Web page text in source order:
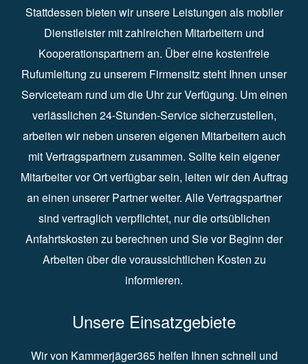
Stattdessen bieten wir unsere Leistungen als mobiler
Dienstleister mit zahlreichen Mitarbeitern und
Kooperationspartnern an. Über eine kostenfreie
Rufumleitung zu unserem Firmensitz steht Ihnen unser
Serviceteam rund um die Uhr zur Verfügung. Um einen
verlässlichen 24-Stunden-Service sicherzustellen,
arbeiten wir neben unseren eigenen Mitarbeitern auch
mit Vertragspartnern zusammen. Sollte kein eigener
Mitarbeiter vor Ort verfügbar sein, leiten wir den Auftrag
an einen unserer Partner weiter. Alle Vertragspartner
sind vertraglich verpflichtet, nur die ortsüblichen
Anfahrtskosten zu berechnen und Sie vor Beginn der
Arbeiten über die voraussichtlichen Kosten zu
informieren.
Unsere Einsatzgebiete
Wir von Kammerjäger365 helfen Ihnen schnell und